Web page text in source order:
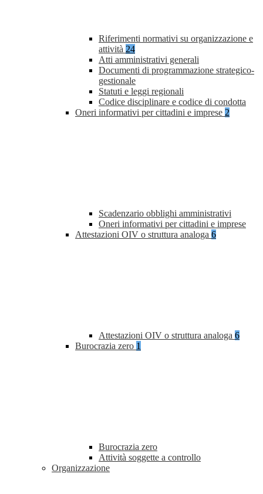
Riferimenti normativi su organizzazione e
attività 24
Atti amministrativi generali
Documenti di programmazione strategico-
gestionale
Statuti e leggi regionali
Codice disciplinare e codice di condotta
Oneri informativi per cittadini e imprese 2
Scadenzario obblighi amministrativi
Oneri informativi per cittadini e imprese
Attestazioni OIV o struttura analoga 6
Attestazioni OIV o struttura analoga 6
Burocrazia zero 1
Burocrazia zero
Attività soggette a controllo
Organizzazione